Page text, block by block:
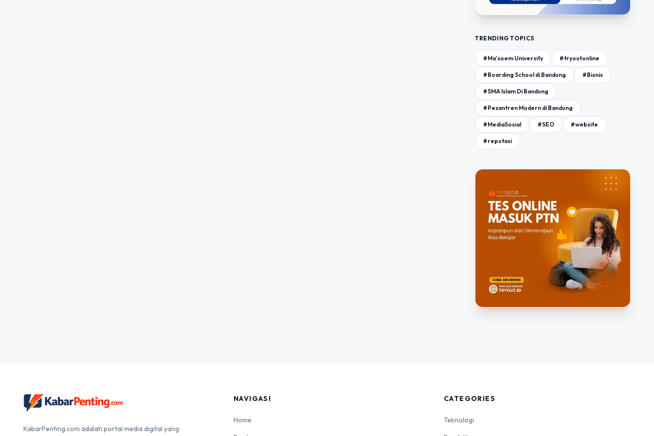
TRENDING TOPICS
#Ma'soem University #tryoutonline
#Boarding School di Bandung #Bisnis
#SMA Islam Di Bandung
#Pesantren Modern di Bandung
#MediaSosial #SEO #website
#reputasi
KabarPenting.com adalah portal media digital yang
NAVIGASI
Home
CATEGORIES
Teknologi